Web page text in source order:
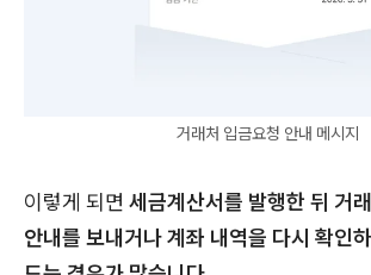
거래처 입금요청 안내 메시지
이렇게 되면 세금계산서를 발행한 뒤 거
안내를 보내거나 계좌 내역을 다시 확인